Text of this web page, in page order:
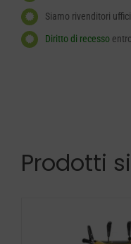
Siamo rivenditori
Diritto di recesso
Prodotti